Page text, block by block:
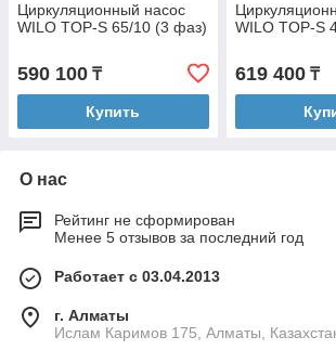
Циркуляционный насос
WILO TOP-S 65/10 (3 фаз)
590 100 ₸
Купить
WILO TOP-S
619 400₸
О нас
Рейтинг не сформирован
Менее 5 отзывов за последний год
Работает с 03.04.2013
г. Алматы
Ислам Каримов 175, Алматы,